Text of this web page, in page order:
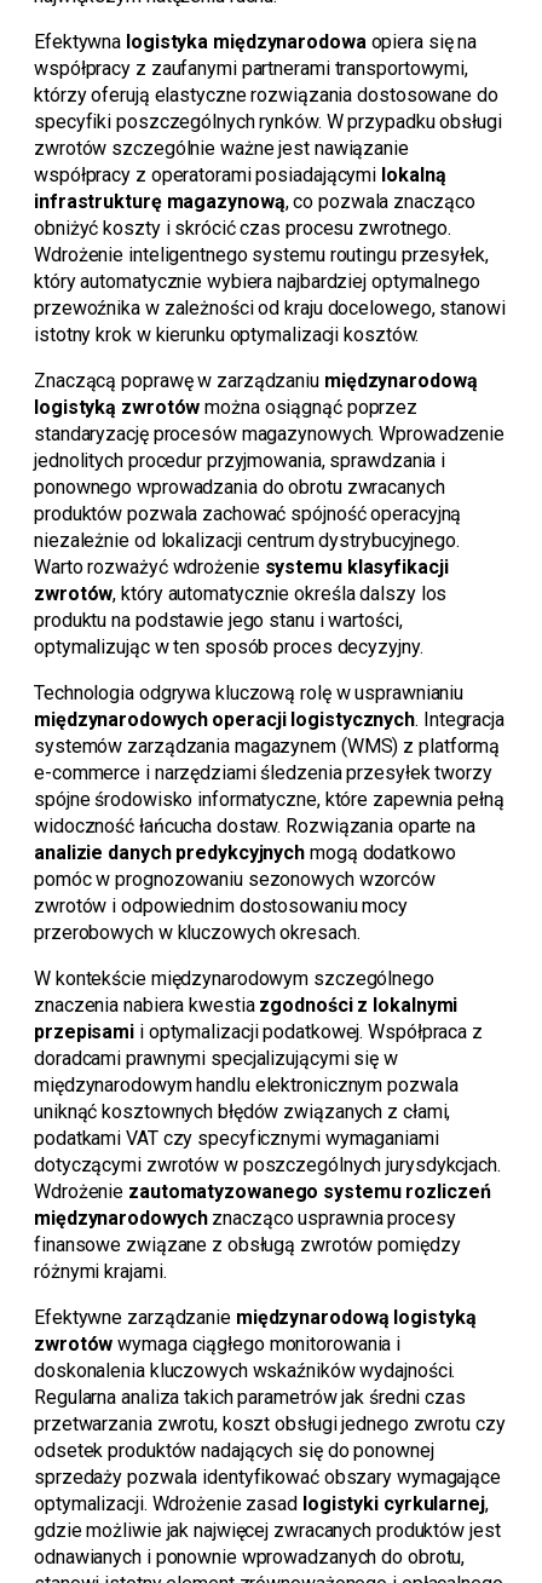
Efektywna logistyka międzynarodowa opiera się na
współpracy z zaufanymi partnerami transportowymi,
którzy oferują elastyczne rozwiązania dostosowane do
specyfiki poszczególnych rynków. W przypadku obsługi
zwrotów szczególnie ważne jest nawiązanie
współpracy z operatorami posiadającymi lokalną
infrastrukturę magazynową, co pozwala znacząco
obniżyć koszty i skrócić czas procesu zwrotnego.
Wdrożenie inteligentnego systemu routingu przesyłek,
który automatycznie wybiera najbardziej optymalnego
przewoźnika w zależności od kraju docelowego, stanowi
istotny krok w kierunku optymalizacji kosztów.
Znaczącą poprawę w zarządzaniu międzynarodową
logistyką zwrotów można osiągnąć poprzez
standaryzację procesów magazynowych. Wprowadzenie
jednolitych procedur przyjmowania, sprawdzania i
ponownego wprowadzania do obrotu zwracanych
produktów pozwala zachować spójność operacyjną
niezależnie od lokalizacji centrum dystrybucyjnego.
Warto rozważyć wdrożenie systemu klasyfikacji
zwrotów, który automatycznie określa dalszy los
produktu na podstawie jego stanu i wartości,
optymalizując w ten sposób proces decyzyjny.
Technologia odgrywa kluczową rolę w usprawnianiu
międzynarodowych operacji logistycznych. Integracja
systemów zarządzania magazynem (WMS) z platformą
e-commerce i narzędziami śledzenia przesyłek tworzy
spójne środowisko informatyczne, które zapewnia pełną
widoczność łańcucha dostaw. Rozwiązania oparte na
analizie danych predykcyjnych mogą dodatkowo
pomóc w prognozowaniu sezonowych wzorców
zwrotów i odpowiednim dostosowaniu mocy
przerobowych w kluczowych okresach.
W kontekście międzynarodowym szczególnego
znaczenia nabiera kwestia zgodności z lokalnymi
przepisami i optymalizacji podatkowej. Współpraca z
doradcami prawnymi specjalizującymi się w
międzynarodowym handlu elektronicznym pozwala
uniknąć kosztownych błędów związanych z cłami,
podatkami VAT czy specyficznymi wymaganiami
dotyczącymi zwrotów w poszczególnych jurysdykcjach.
Wdrożenie zautomatyzowanego systemu rozliczeń
międzynarodowychznacząco usprawnia procesy
finansowe związane z obsługą zwrotów pomiędzy
różnymi krajami.
Efektywne zarządzanie międzynarodową logistyką
zwrotów wymaga ciągłego monitorowania i
doskonalenia kluczowych wskaźników wydajności.
Regularna analiza takich parametrów jak średni czas
przetwarzania zwrotu, koszt obsługi jednego zwrotu czy
odsetek produktów nadających się do ponownej
sprzedaży pozwala identyfikować obszary wymagające
optymalizacji. Wdrożenie zasad logistyki cyrkularnej,
gdzie możliwie jak najwięcej zwracanych produktów jest
odnawianych i ponownie wprowadzanych do obrotu,